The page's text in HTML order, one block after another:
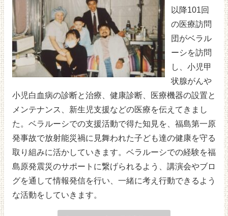
以降101回
の医療訪問
団がベラル
ーシを訪問
し、小児甲
状腺がんや
小児白血病の診断と治療、健康診断、医療機器の設置と
メンテナンス、新生児支援などの医療を伝えてきまし
た。ベラルーシでの支援活動で得た知見を、福島第一原
発事故で放射能災禍に見舞われた子ども達の健康を守る
取り組みに活かしていきます。ベラルーシでの経験を福
島原発震災のサポートに繋げられるよう、講演会やブロ
グを通して情報発信を行い、一緒に考え行動できるよう
な活動をしていきます。